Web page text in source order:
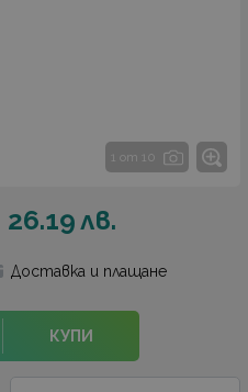
1 от 10
26.19лв.
Доставка и плащане
КУПИ